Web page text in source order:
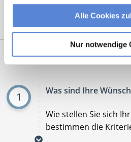
Alle Cookies
Nur notwendige
markierte Felder sind Pflichtfelder
Ablauf der
1 Was sind Ihre
Wie stellen Sie sich
bestimmen die